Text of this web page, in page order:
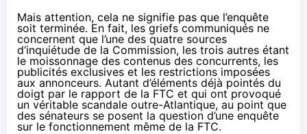
Mais attention, cela ne signifie pas que l’enquête
soit terminée. En fait, les griefs communiqués ne
concernent que l’une des quatre sources
d’inquiétude de la Commission, les trois autres étant
le moissonnage des contenus des concurrents, les
publicités exclusives et les restrictions imposées
aux annonceurs. Autant d’éléments déjà pointés du
doigt par le rapport de la FTC et qui ont provoqué
un véritable scandale outre-Atlantique, au point que
des sénateurs se posent la question d’une enquête
sur le fonctionnement même de la FTC.